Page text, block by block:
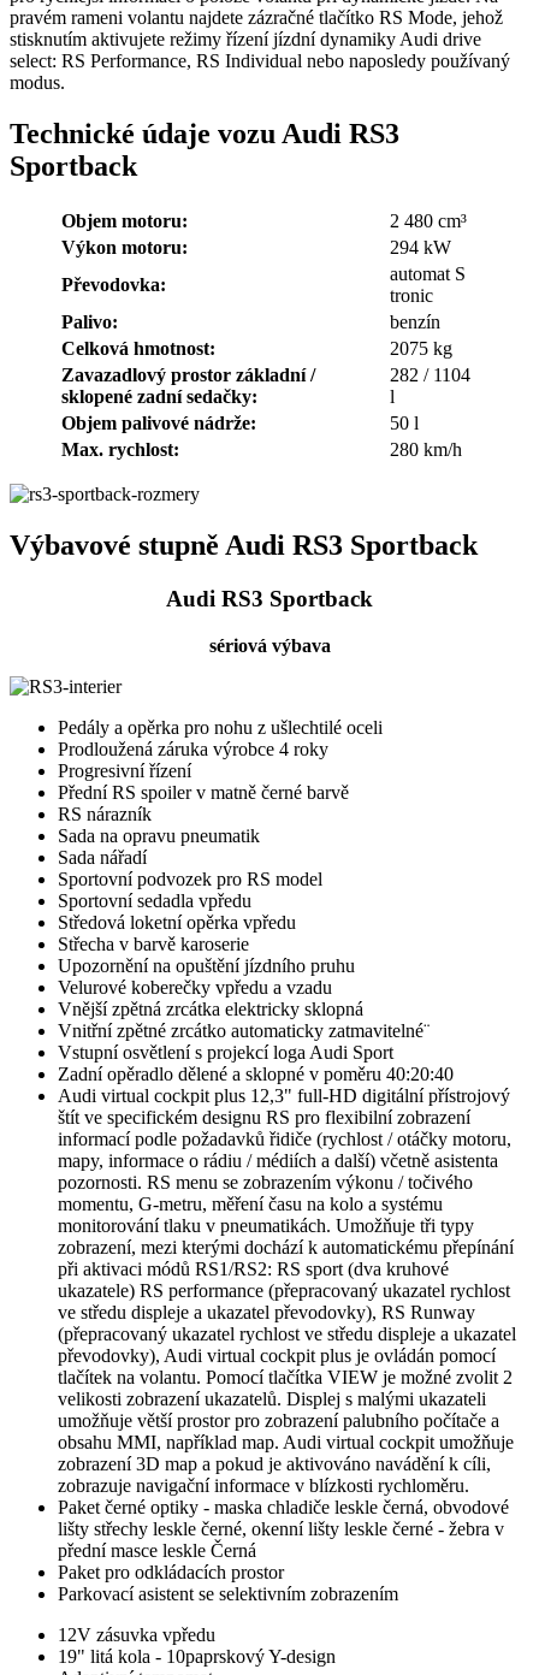
pravém rameni volantu najdete zázračné tlačítko RS Mode, jehož
stisknutím aktivujete režimy řízení jízdní dynamiky Audi drive
select: RS Performance, RS Individual nebo naposledy používaný
modus.
Technické údaje vozu Audi RS3
Sportback
Objem motoru:
2 480 cm³
Výkon motoru:
294 kW
Převodovka:
automat S
tronic
Palivo:
benzín
Celková hmotnost:
2075 kg
Zavazadlový prostor základní /
sklopené zadní sedačky:
282 / 1104
l
Objem palivové nádrže:
50 l
Max. rychlost:
280 km/h
Výbavové stupně Audi RS3 Sportback
Audi RS3 Sportback
sériová výbava
Pedály a opěrka pro nohu z ušlechtilé oceli
Prodloužená záruka výrobce 4 roky
Progresivní řízení
Přední RS spoiler v matně černé barvě
RS nárazník
Sada na opravu pneumatik
Sada nářadí
Sportovní podvozek pro RS model
Sportovní sedadla vpředu
Středová loketní opěrka vpředu
Střecha v barvě karoserie
Upozornění na opuštění jízdního pruhu
Velurové koberečky vpředu a vzadu
Vnější zpětná zrcátka elektricky sklopná
Vnitřní zpětné zrcátko automaticky zatmavitelné¨
Vstupní osvětlení s projekcí loga Audi Sport
Zadní opěradlo dělené a sklopné v poměru 40:20:40
Audi virtual cockpit plus 12,3" full-HD digitální přístrojový
štít ve specifickém designu RS pro flexibilní zobrazení
informací podle požadavků řidiče (rychlost / otáčky motoru,
mapy, informace o rádiu / médiích a další) včetně asistenta
pozornosti. RS menu se zobrazením výkonu / točivého
momentu, G-metru, měření času na kolo a systému
monitorování tlaku v pneumatikách. Umožňuje tři typy
zobrazení, mezi kterými dochází k automatickému přepínání
při aktivaci módů RS1/RS2: RS sport (dva kruhové
ukazatele) RS performance (přepracovaný ukazatel rychlost
ve středu displeje a ukazatel převodovky), RS Runway
(přepracovaný ukazatel rychlost ve středu displeje a ukazatel
převodovky), Audi virtual cockpit plus je ovládán pomocí
tlačítek na volantu. Pomocí tlačítka VIEW je možné zvolit 2
velikosti zobrazení ukazatelů. Displej s malými ukazateli
umožňuje větší prostor pro zobrazení palubního počítače a
obsahu MMI, například map. Audi virtual cockpit umožňuje
zobrazení 3D map a pokud je aktivováno navádění k cíli,
zobrazuje navigační informace v blízkosti rychloměru.
Paket černé optiky - maska chladiče leskle černá, obvodové
lišty střechy leskle černé, okenní lišty leskle černé - žebra v
přední masce leskle Černá
Paket pro odkládacích prostor
Parkovací asistent se selektivním zobrazením
12V zásuvka vpředu
19" litá kola - 10paprskový Y-design